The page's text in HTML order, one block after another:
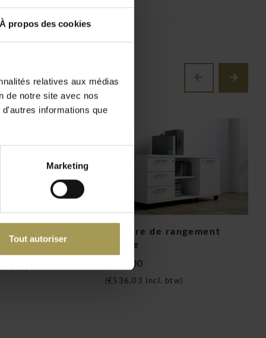
À propos des cookies
relatives aux médias
de notre site avec nos
informations que
Marketing
Tout autoriser
btw)
Armoire de rangement
mobile
€443,00
(€536,03 Incl. btw)